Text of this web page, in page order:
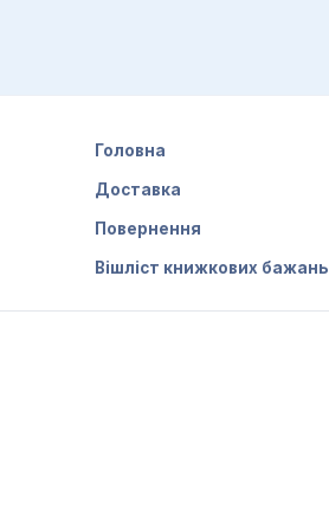
Головна
Доставка
Повернення
Вішліст книжкових бажань